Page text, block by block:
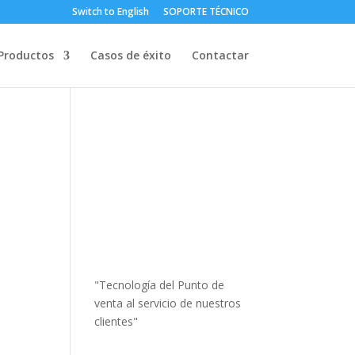
Switch to English SOPORTE TÉCNICO
Casos de éxito Contactar
"Tecnología del Punto de
venta al servicio de nuestros
clientes"